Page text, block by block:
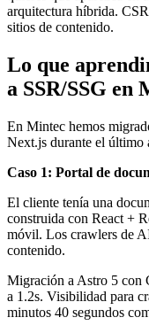
arquitectura híbrida.
sitios de contenido.
Lo que
a SSR/SSG en
En Mintec hemos
Next.js durante el último
Caso 1: Portal de
El cliente tenía una
construida con React +
móvil. Los crawlers de
contenido.
Migración a Astro 5 con
a 1.2s. Visibilidad para
minutos 40 segundos